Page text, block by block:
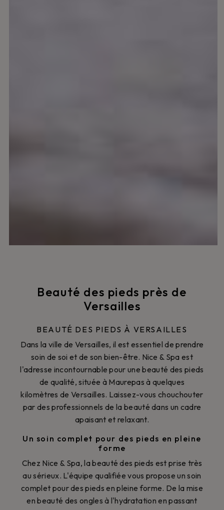
Beauté des pieds près de
Versailles
BEAUTÉ DES PIEDS À VERSAILLES
Dans la ville de Versailles, il est essentiel de prendre
soin de soi et de son bien-être. Nice & Spa est
l'adresse incontournable pour une beauté des pieds
de qualité, située à Maurepas à quelques
kilomètres de Versailles. Laissez-vous chouchouter
par des professionnels de la beauté dans un cadre
apaisant et relaxant.
Un soin complet pour des pieds en pleine
forme
Chez Nice & Spa, la beauté des pieds est prise très
au sérieux. L'équipe qualifiée vous propose un soin
complet pour des pieds en pleine forme. De la mise
en beauté des ongles à l'hydratation en passant